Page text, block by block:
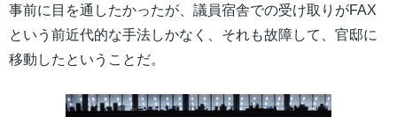
事前に目を通したかったが、議員宿舎での受け取りがFAX
という前近代的な手法しかなく、それも故障して、官邸に
移動したということだ。